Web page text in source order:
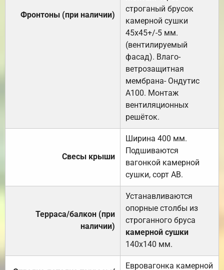
Фронтоны (при наличии)
строганый брусок
камерной сушки
45х45+/-5 мм.
(вентилируемый
фасад). Влаго-
ветрозащитная
мембрана- Ондутис
А100. Монтаж
вентиляционных
решёток.
Свесы крыши
Ширина 400 мм.
Подшиваются
вагонкой камерной
сушки, сорт АВ.
Терраса/балкон (при
наличии)
Устанавливаются
опорные столбы из
строганного бруса
камерной сушки
140х140 мм.
Евровагонка камерной